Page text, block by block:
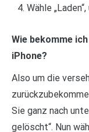
Wähle
Wie bekomme
iPhone?
Also um die
Sie ganz nach
gelöscht“. Nun